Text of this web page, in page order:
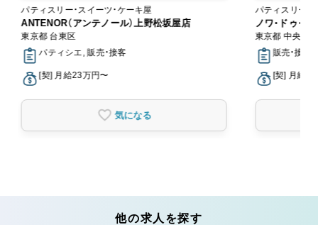
パティスリー・スイーツ・ケーキ屋
ANTENOR（アンテノール）上野松坂屋店
東京都 台東区
パティシエ, 販売・接客
[契] 月給23万円〜
気になる
パティスリー・
ノワ・ドゥ・
東京都 中央区
販売・接客
[契] 月給
他の求人を探す